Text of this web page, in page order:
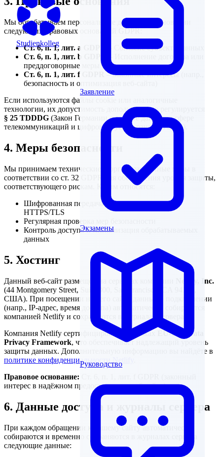
Studienkolleg
Заявление
Экзамены
Руководство
Мы обрабатываем персональные данные на основании
следующих правовых оснований GDPR:
Ст. 6, п. 1, лит. a GDPR
– Согласие субъекта данных
Ст. 6, п. 1, лит. b GDPR
преддоговорные меры
Ст. 6, п. 1, лит. f GDPR
– Законные интересы (напр.,
безопасность и оптимизация веб-сайта)
Если используются файлы cookie или аналогичные
технологии, их допустимость дополнительно регулируется
§ 25 TDDDG (Закон Германии о защите данных в сфере
телекоммуникаций и цифровых услуг, ранее TTDSG).
4. Меры безопасности
Мы принимаем технические и организационные меры в
соответствии со ст. 32 GDPR для обеспечения уровня защиты,
соответствующего рискам. К ним относятся:
Шифрованная передача данных по протоколу
HTTPS/TLS
Регулярная проверка мер безопасности
Контроль доступа и минимизация обрабатываемых
данных
5. Хостинг
Данный веб-сайт размещён на серверах компании
Netlify, Inc.
(44 Montgomery Street, Suite 300, San Francisco, CA 94104,
США). При посещении нашего сайта данные о подключении
(напр., IP-адрес, время доступа) автоматически собираются
компанией Netlify и сохраняются в журналах сервера.
Компания Netlify сертифицирована в рамках
EU-U.S. Data
Privacy Framework, что обеспечивает надлежащий уровень
защиты данных. Дополнительную информацию вы найдёте в
политике конфиденциальности Netlify
Правовое основание:
интерес в надёжном предоставлении веб-сайта).
6. Данные доступа и журналы сервера
При каждом обращении к нашему сайту автоматически
собираются и временно сохраняются в журналах сервера
следующие данные: